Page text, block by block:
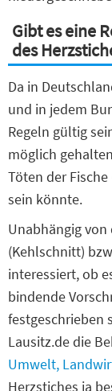
Gibt es eine
des
Da in
und in jedem
Regeln gültig
möglich
Töten der
sein könnte.
Unabhängig
(Kehlschnitt)
interessiert, ob
bindende
festgeschrieben
Lausitz.de die
Umwelt,
Herzstiches ja